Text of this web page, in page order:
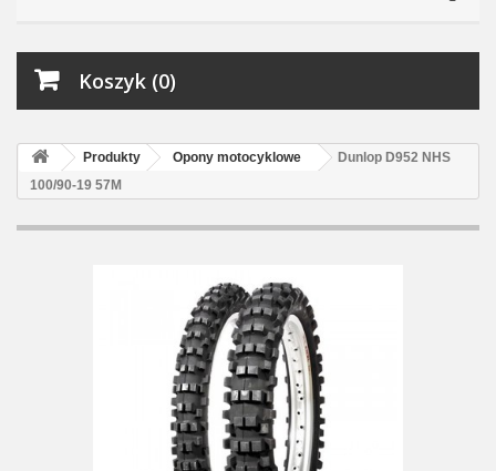
Koszyk (0)
Produkty Opony motocyklowe
Dunlop D952 NHS
100/90-19 57M